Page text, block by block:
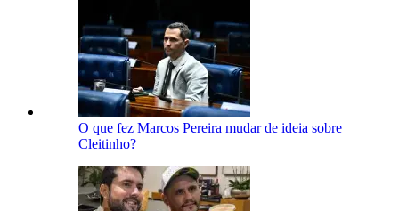
O que fez Marcos Pereira mudar de ideia sobre
Cleitinho?